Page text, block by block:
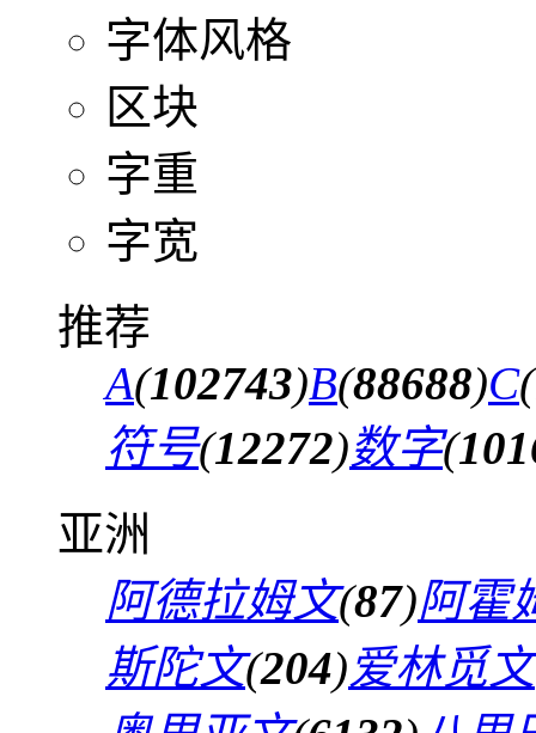
字体风格
区块
字重
字宽
推荐
A(102743)B(88688)C(
符号(12272)数字(
亚洲
阿德拉姆文(87)阿霍
斯陀文(204)爱林觅文